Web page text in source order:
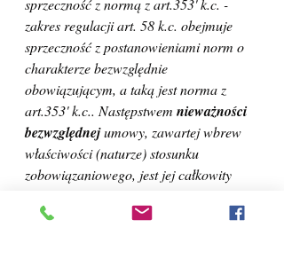
sprzeczność z normą z art.353' k.c. -
zakres regulacji art. 58 k.c. obejmuje
sprzeczność z postanowieniami norm o
charakterze bezwzględnie
obowiązującym, a taką jest norma z
art.353' k.c.. Następstwem nieważności
bezwzględnej umowy, zawartej wbrew
właściwości (naturze) stosunku
zobowiązaniowego, jest jej całkowity
ma charakter ostateczny i bezwzględny.